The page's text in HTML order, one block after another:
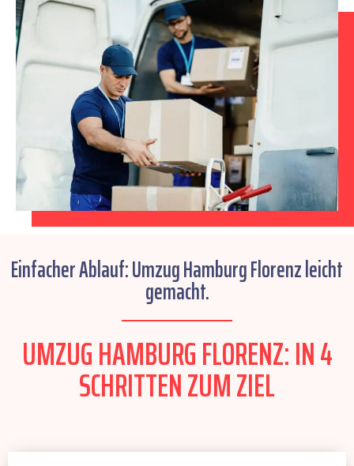
Einfacher Ablauf: Umzug Hamburg Florenz leicht
gemacht.
UMZUG HAMBURG FLORENZ: IN 4
SCHRITTEN ZUM ZIEL